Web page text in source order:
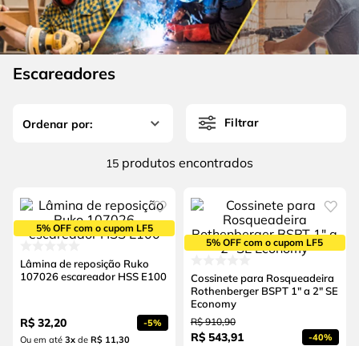
Escareadores
Filtrar
15 produtos
5% OFF com o cupom LF5
Lâmina de reposição Ruko
107026 escareador HSS E100
R$ 32,20 -5%
Ou em até 3xde R$ 11,30
5% OFF com o cupom LF5
Cossinete para Rosqueadeira
Rothenberger BSPT 1" a 2" SE
Economy
R$ 910,90
R$ 543,91 -40%
6º fio
7º serra copo
8º chave impacto
disco corte
4 º escada
5º serra circular
º
chave impacto